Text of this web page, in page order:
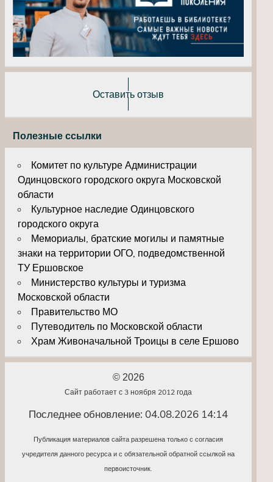
Оставить отзыв
Полезные ссылки
Комитет по культуре Администрации
Одинцовского городского округа Московской
области
Культурное наследие Одинцовского
городского округа
Мемориалы, братские могилы и памятные
знаки на территории ОГО, подведомственной
ТУ Ершовское
Министерство культуры и туризма
Московской области
Правительство МО
Путеводитель по Московской области
Храм Живоначальной Троицы в селе Ершово
© 2026
Сайт работает с 3 ноября 2012 года
Последнее обновление: 04.08.2026 14:14
Публикация материалов сайта разрешена только с согласия
учредителя данного ресурса и с обязательной обратной ссылкой на
первоисточник.